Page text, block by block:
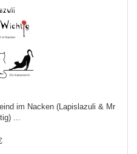
im Nacken (Lapislazuli & Mr
...